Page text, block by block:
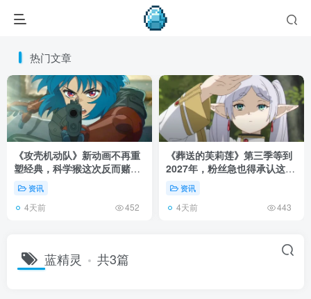
热门文章
《攻壳机动队》新动画不再重
塑经典，科学猴这次反而赌对
了！资讯
4天前 452
《葬送的芙莉莲》第三季等到
2027年，粉丝急也得承认这次
慢得有道理！
资讯
4天前 443
蓝精灵 共3篇